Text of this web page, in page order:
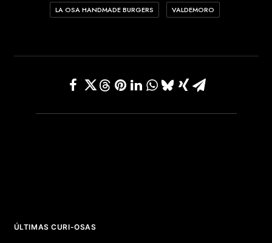
LA OSA HANDMADE BURGERS VALDEMORO
ÚLTIMAS CURI-OSAS